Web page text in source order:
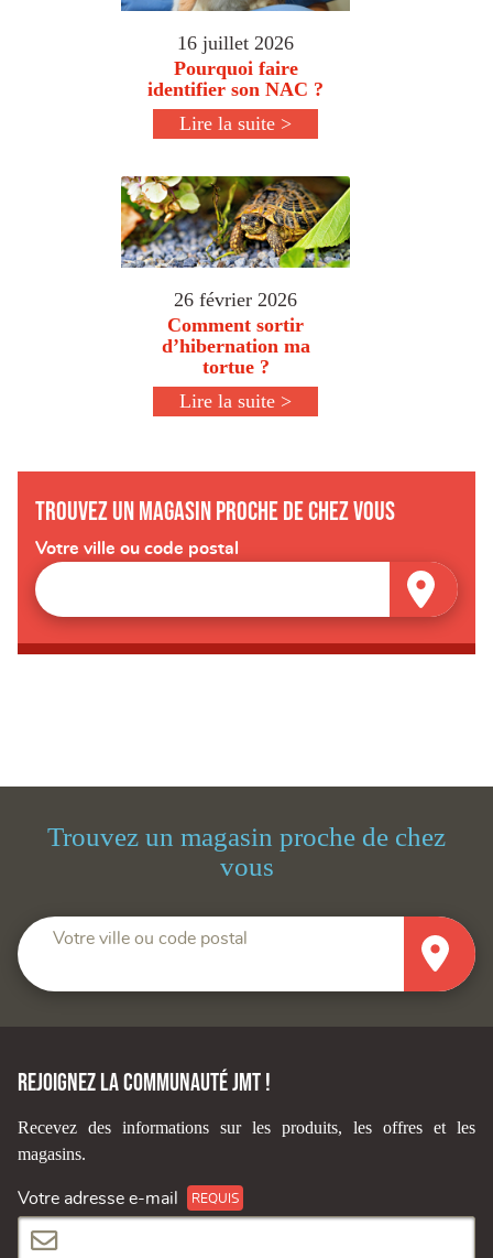
16 juillet 2026
Pourquoi faire
identifier son NAC ?
Lire la suite >
26 février 2026
Comment sortir
d’hibernation ma
tortue ?
Lire la suite >
Trouvez un magasin proche de chez vous
Votre ville ou code postal
Trouvez un magasin proche de chez
vous
Votre ville ou code postal
Rejoignez la communauté JMT !
Recevez des informations sur les produits, les offres et les
magasins.
Votre adresse e-mail